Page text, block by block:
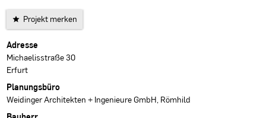
Projekt merken
Projektdaten
Adresse
Michaelisstraße 30
Erfurt
Planungsbüro
Weidinger Architekten + Ingenieure GmbH, Römhild